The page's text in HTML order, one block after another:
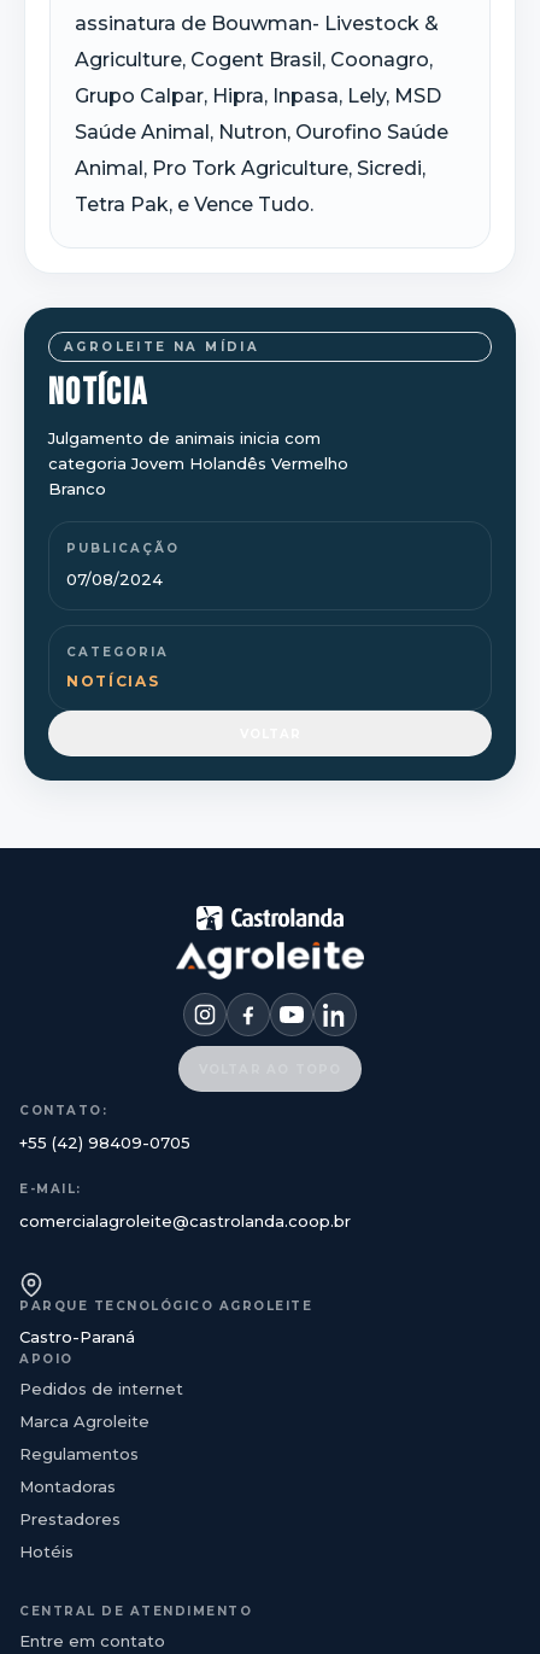
AGROLEITE NA MÍDIA
NOTÍCIA
Julgamento de animais inicia com
categoria Jovem Holandês Vermelho
Branco
PUBLICAÇÃO
07/08/2024
CATEGORIA
NOTÍCIAS
assinatura de Bouwman- Livestock &
Agriculture, Cogent Brasil, Coonagro,
Grupo Calpar, Hipra, Inpasa, Lely, MSD
Saúde Animal, Nutron, Ourofino Saúde
Animal, Pro Tork Agriculture, Sicredi,
Tetra Pak, e Vence Tudo.
CONTATO:
+55 (42) 98409-0705
E-MAIL:
comercialagroleite@castrolanda.coop.br
PARQUE TECNOLÓGICO AGROLEITE
Castro-Paraná
APOIO
Pedidos de internet
Marca Agroleite
Regulamentos
Montadoras
Prestadores
Hotéis
CENTRAL DE ATENDIMENTO
Entre em contato